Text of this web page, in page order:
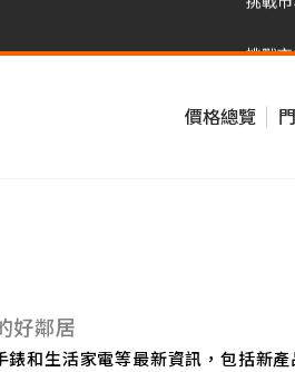
挑戰
價格總覽
好鄰居
和生活家電等最新資訊，包括新